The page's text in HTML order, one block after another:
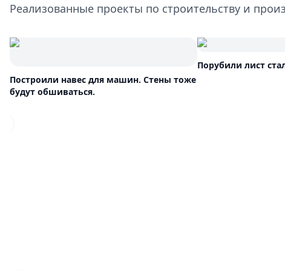
Реализованные проекты по строительству и
Построили навес для машин. Стены тоже
будут обшиваться.
Порубили лист